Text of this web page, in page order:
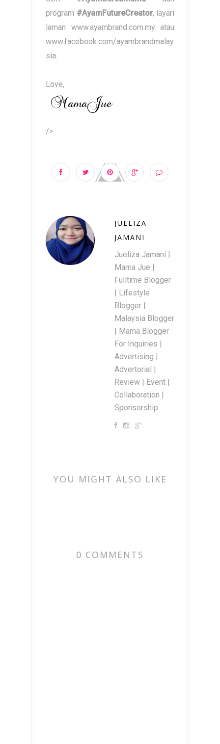
program #AyamFutureCreator, layari
laman www.ayambrand.com.my atau
www.facebook.com/ayambrandmalay
sia.
Love,
/>
JUELIZA
JAMANI
Jueliza Jamani |
Mama Jue |
Fulltime Blogger
| Lifestyle
Blogger |
Malaysia Blogger
| Mama Blogger
For Inquiries |
Advertising |
Advertorial |
Review | Event |
Collaboration |
Sponsorship
YOU MIGHT ALSO LIKE
0 COMMENTS